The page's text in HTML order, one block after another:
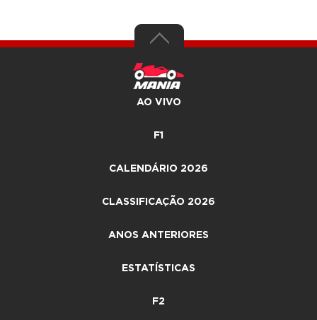
AO VIVO
F1
CALENDÁRIO 2026
CLASSIFICAÇÃO 2026
ANOS ANTERIORES
ESTATÍSTICAS
F2